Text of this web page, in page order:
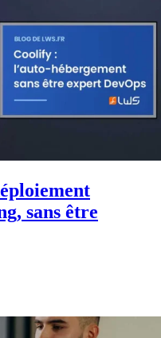
sans être